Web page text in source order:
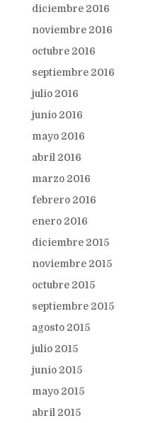
diciembre 2016
noviembre 2016
octubre 2016
septiembre 2016
julio 2016
junio 2016
mayo 2016
abril 2016
marzo 2016
febrero 2016
enero 2016
diciembre 2015
noviembre 2015
octubre 2015
septiembre 2015
agosto 2015
julio 2015
junio 2015
mayo 2015
abril 2015